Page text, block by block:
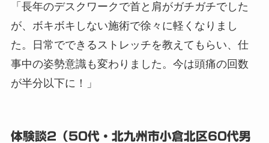
「長年のデスクワークで首と肩がガチガチでした
が、ボキボキしない施術で徐々に軽くなりまし
た。日常でできるストレッチを教えてもらい、仕
事中の姿勢意識も変わりました。今は頭痛の回数
が半分以下に！」
体験談2（50代・北九州市小倉北区60代男